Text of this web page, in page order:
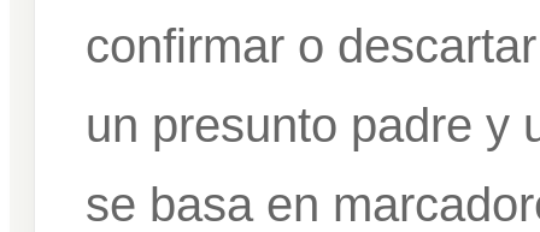
confirmar o
un presunto padre y
se basa en